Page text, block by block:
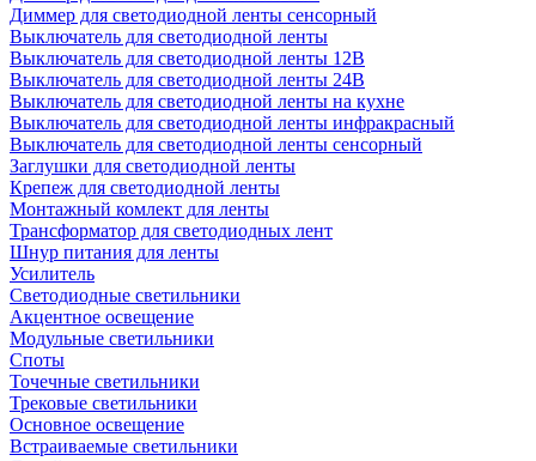
Диммер для светодиодной ленты сенсорный
Выключатель для светодиодной ленты
Выключатель для светодиодной ленты 12В
Выключатель для светодиодной ленты 24В
Выключатель для светодиодной ленты на кухне
Выключатель для светодиодной ленты инфракрасный
Выключатель для светодиодной ленты сенсорный
Заглушки для светодиодной ленты
Крепеж для светодиодной ленты
Монтажный комлект для ленты
Трансформатор для светодиодных лент
Шнур питания для ленты
Усилитель
Светодиодные светильники
Акцентное освещение
Модульные светильники
Споты
Точечные светильники
Трековые светильники
Основное освещение
Встраиваемые светильники